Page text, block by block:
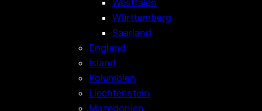
Württemberg
Saarland
England
Island
Kolumbien
Liechtenstein
Mazedonien